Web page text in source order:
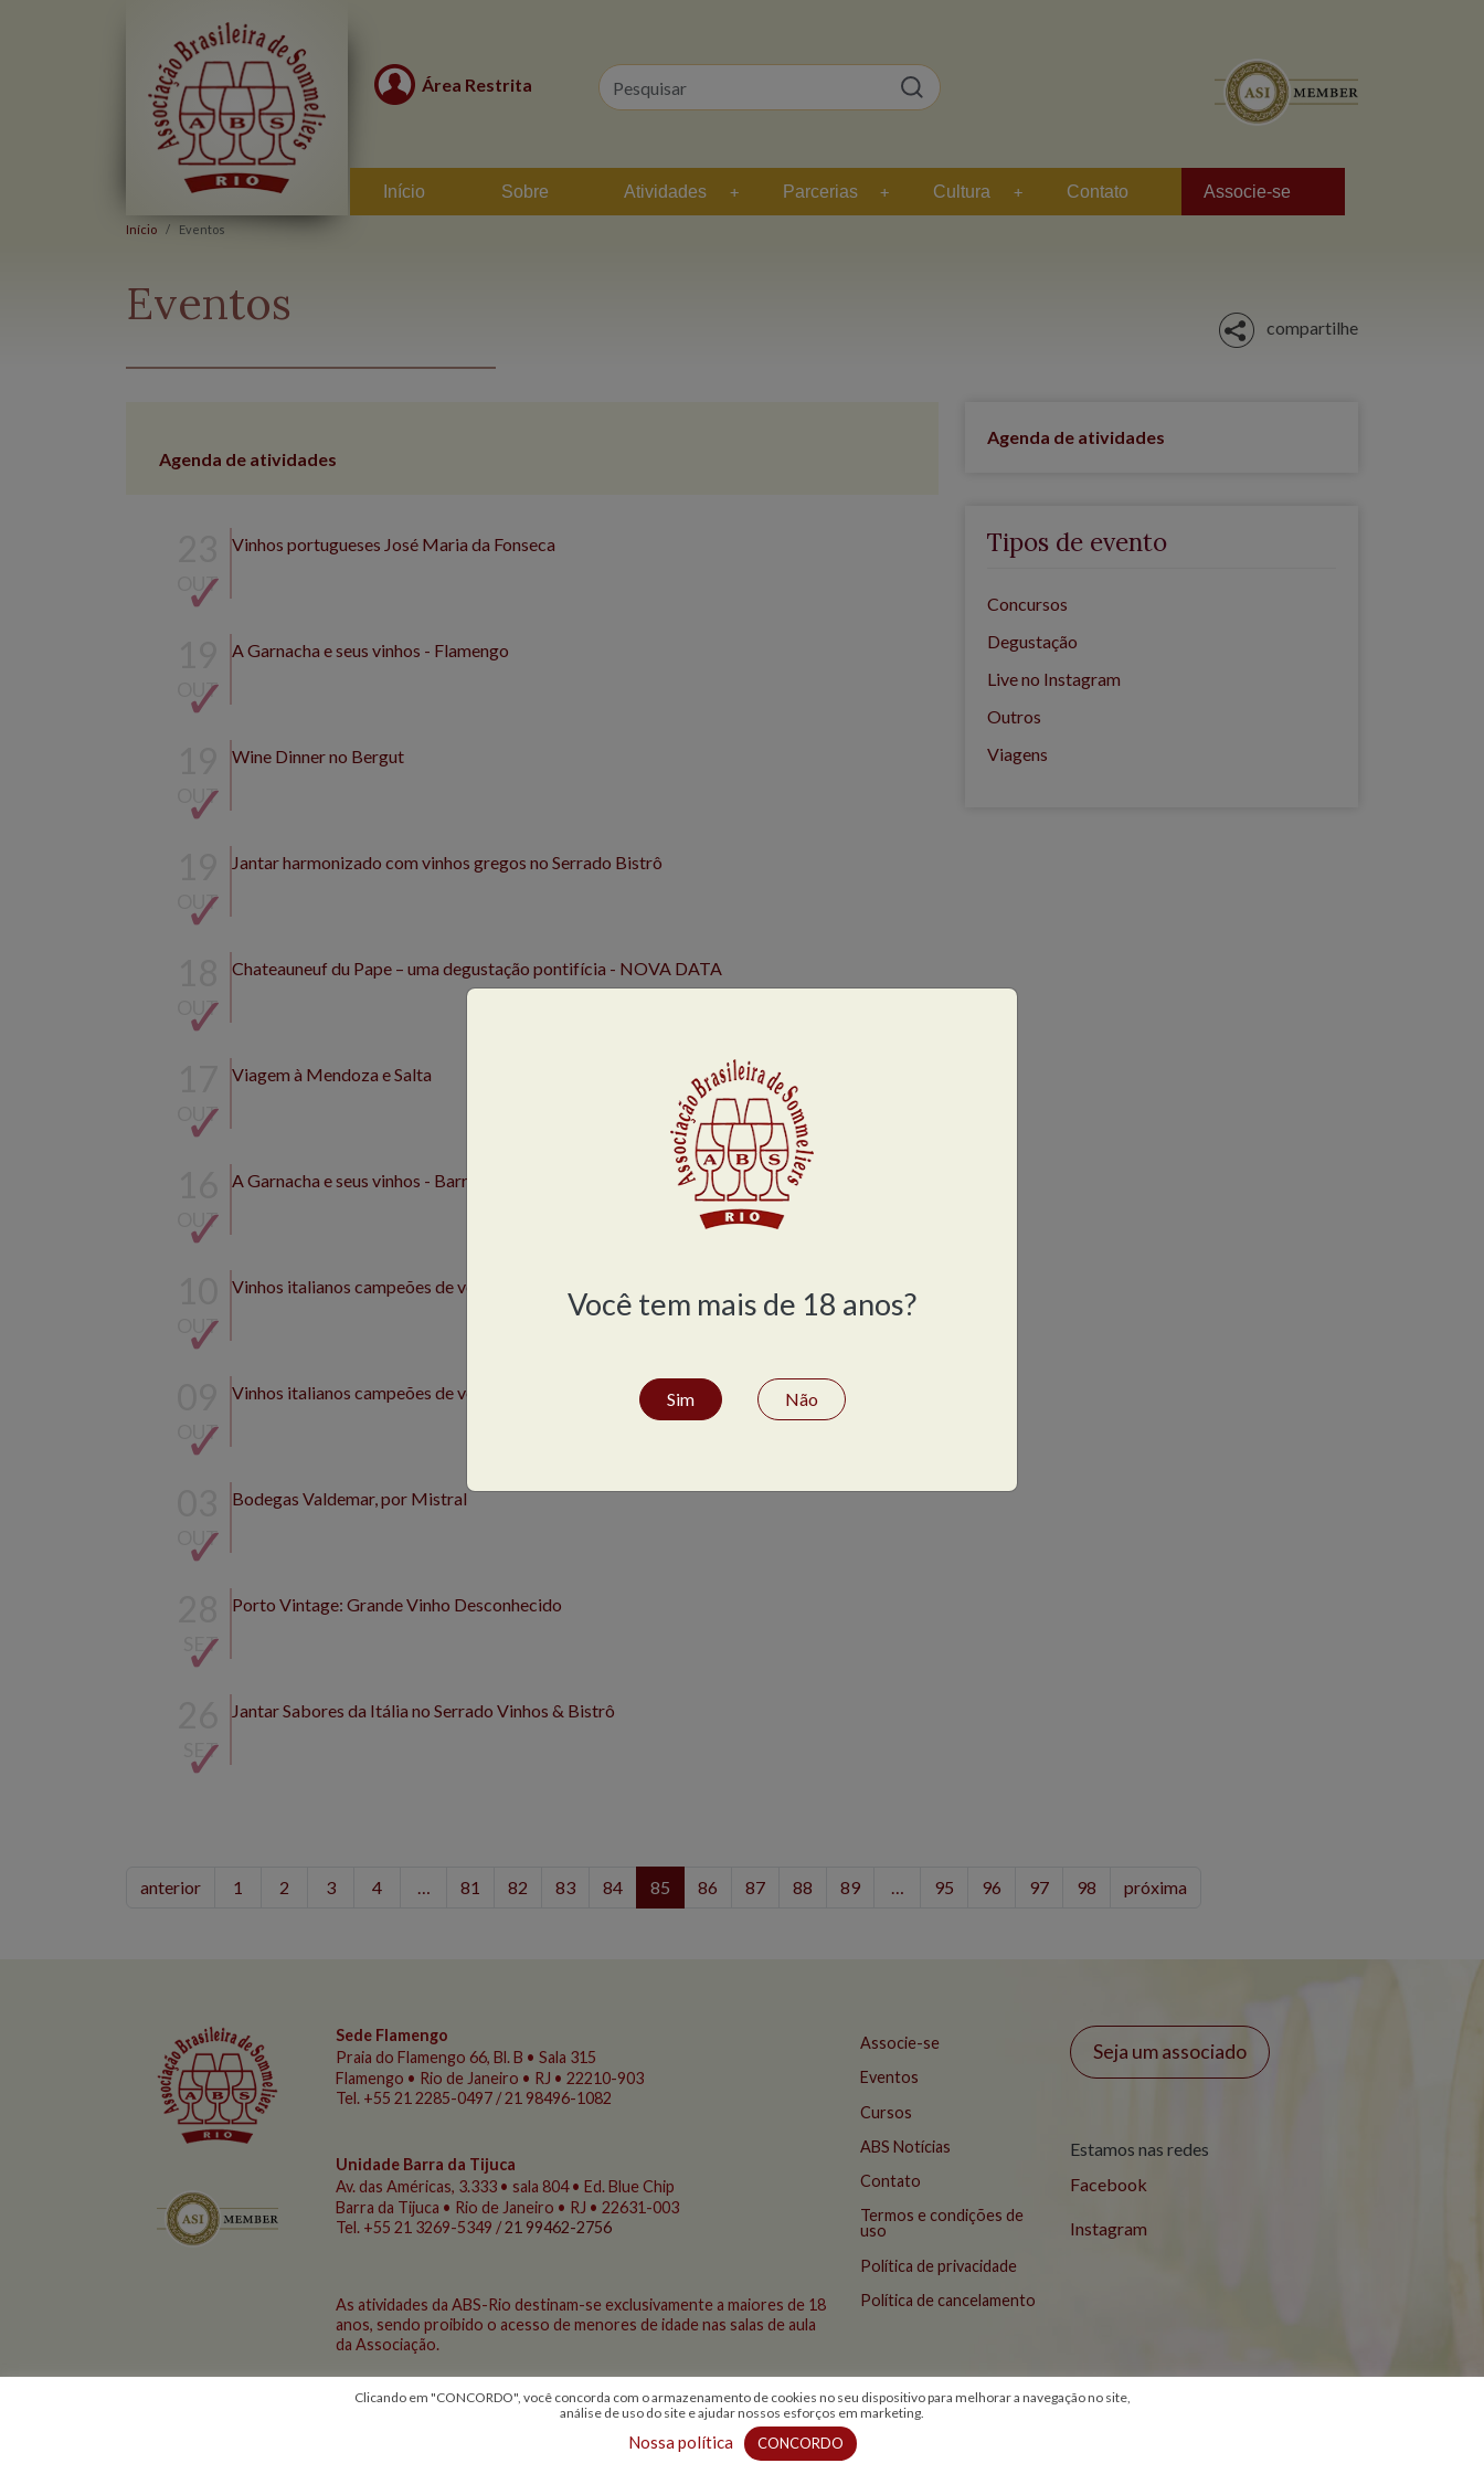
Área Restrita
Início Sobre Atividades Parcerias Cultura Contato Associe-se
Início Eventos
compartilhe
Eventos
Agenda de atividades
OUT
Vinhos portugueses José Maria da Fonseca
OUT
A Garnacha e seus vinhos - Flamengo
OUT
Wine Dinner no Bergut
OUT
Jantar harmonizado com vinhos gregos no Serrado Bistrô
OUT
Chateauneuf du Pape – uma degustação pontifícia - NOVA DATA
OUT
Viagem à Mendoza e Salta
OUT
A Garnacha e seus vinhos - Barra
OUT
Vinhos italianos campeões de venda - Flamengo
OUT
Vinhos italianos campeões de venda - Barra
OUT
Bodegas Valdemar, por Mistral
SET
Porto Vintage: Grande Vinho Desconhecido
SET
Jantar Sabores da Itália no Serrado Vinhos & Bistrô
anterior 1 2 3 4 … 81 82 83 84 85 86 87 88 89 … 95 96 97 98 próxima
Agenda de atividades
Tipos de evento
Concursos
Degustação
Live no Instagram
Outros
Viagens
Sede Flamengo
Praia do Flamengo 66, Bl. B • Sala 315
Flamengo • Rio de Janeiro • RJ • 22210-903
Tel. +55 21 2285-0497 / 21 98496-1082
Unidade Barra da Tijuca
Av. das Américas, 3.333 • sala 804 • Ed. Blue Chip
Barra da Tijuca • Rio de Janeiro • RJ • 22631-003
Tel. +55 21 3269-5349 /21 99462-2756
As atividades da ABS-Rio destinam-se exclusivamente a maiores de 18
anos, sendo proibido o acesso de menores de idade nas salas de aula
da Associação.
Associe-se
Eventos
Cursos
ABS Notícias
Contato
Termos e condições de
uso
Política de privacidade
Política de cancelamento
Seja um associado
Estamos nas redes
Facebook
Instagram
© 2026 Todos os direitos reservados - ABS Rio
criação Conceito Comunicação Integrada
Clicando em "CONCORDO", você concorda com o armazenamento de cookies no seu dispositivo para melhorar a navegação no site,
análise de uso do site e ajudar nossos esforços em marketing.
Nossa política CONCORDO
Você tem mais de 18 anos?
Sim Não